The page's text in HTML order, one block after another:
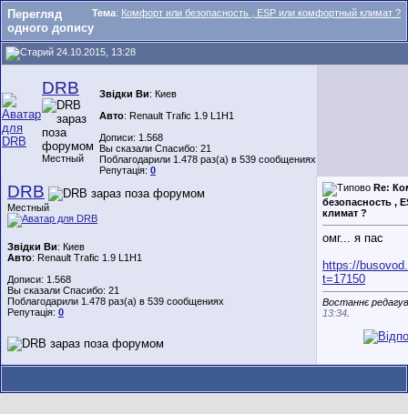
Тема: Комфорт или безопасность , ESP или комфортный климат ?
Перегляд
одного допису
24.10.2015, 13:28
DRB
Местный
Звідки Ви: Киев
Авто: Renault Trafic 1.9 L1H1
Дописи: 1.568
Вы сказали Спасибо: 21
Поблагодарили 1.478 раз(а) в 539 сообщениях
Репутація: 0
DRB
Местный
Звідки Ви: Киев
Авто: Renault Trafic 1.9 L1H1
Дописи: 1.568
Вы сказали Спасибо: 21
Поблагодарили 1.478 раз(а) в 539 сообщениях
Репутація: 0
Re:
безопасность ,
климат ?
омг... я пас
https://
t=17150
Востаннє
13:34